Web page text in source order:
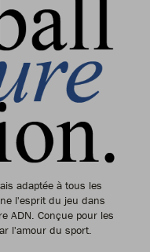
adaptée à tous les
l'esprit du jeu dans
ADN. Conçue pour les
l'amour du sport.